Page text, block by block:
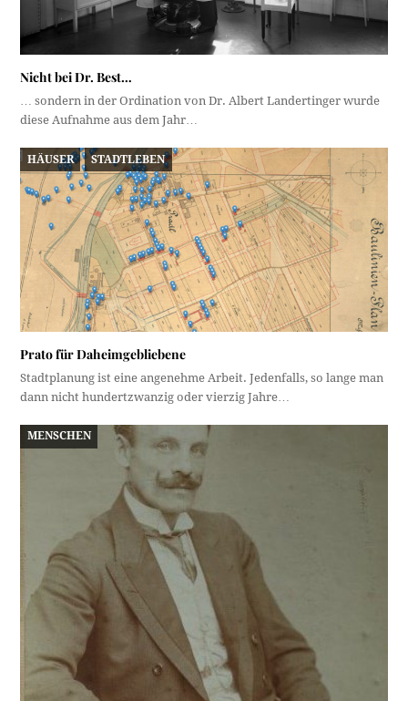
Nicht bei Dr. Best…
… sondern in der Ordination von Dr. Albert Landertinger wurde
diese Aufnahme aus dem Jahr…
HÄUSER STADTLEBEN
Prato für Daheimgebliebene
Stadtplanung ist eine angenehme Arbeit. Jedenfalls, so lange man
dann nicht hundertzwanzig oder vierzig Jahre…
MENSCHEN